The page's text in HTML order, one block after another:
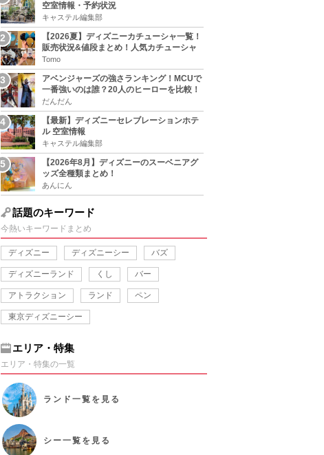
空室情報・予約状況
キャステル編集部
【2026夏】ディズニーカチューシャ一覧！
販売状況&値段まとめ！人気カチューシャ
をチェック
Tomo
アベンジャーズの強さランキング！MCUで
一番強いのは誰？20人のヒーローを比較！
だんだん
【最新】ディズニーセレブレーションホテ
ル 空室情報
キャステル編集部
【2026年8月】ディズニーのスーベニアグ
ッズ全種類まとめ！
あんにん
話題のキーワード
今熱いキーワードまとめ
ディズニー ディズニーシー バズ
ディズニーランド くし バー
アトラクション ランド ペン
東京ディズニーシー
エリア・特集
エリア・特集の一覧
ランド 一覧を見る
シー一覧を見る